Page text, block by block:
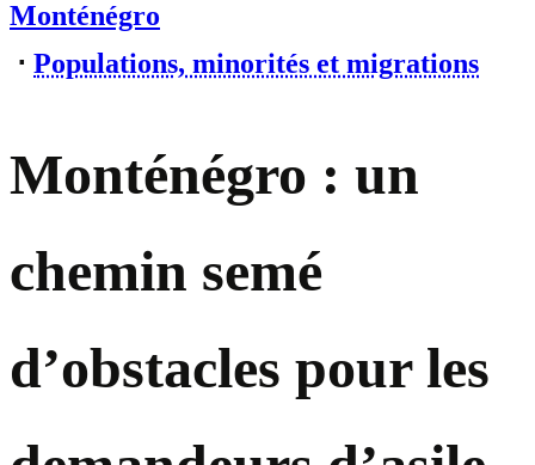
Monténégro
⋅ Populations, minorités et migrations
Monténégro : un
chemin semé
d’obstacles pour les